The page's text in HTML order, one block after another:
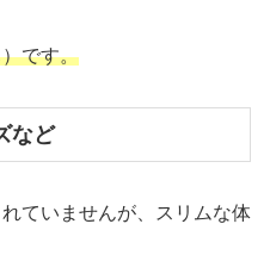
です。
など
ていませんが、スリムな体